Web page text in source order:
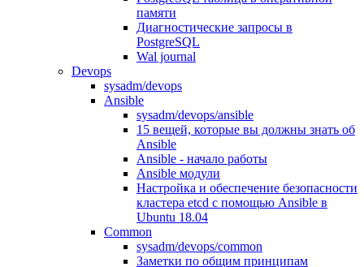
памяти
Диагностические запросы в
PostgreSQL
Wal journal
Devops
sysadm/devops
Ansible
sysadm/devops/ansible
15 вещей, которые вы должны знать об
Ansible
Ansible - начало работы
Ansible модули
Настройка и обеспечение безопасности
кластера etcd с помощью Ansible в
Ubuntu 18.04
Common
sysadm/devops/common
Заметки по общим принципам